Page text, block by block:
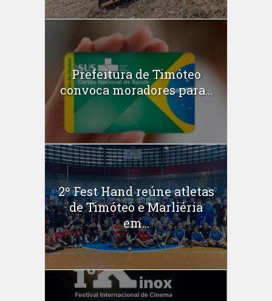
Prefeitura de Timóteo
convoca moradores para...
2º Fest Hand reúne atletas
de Timóteo e Marliéria
em...